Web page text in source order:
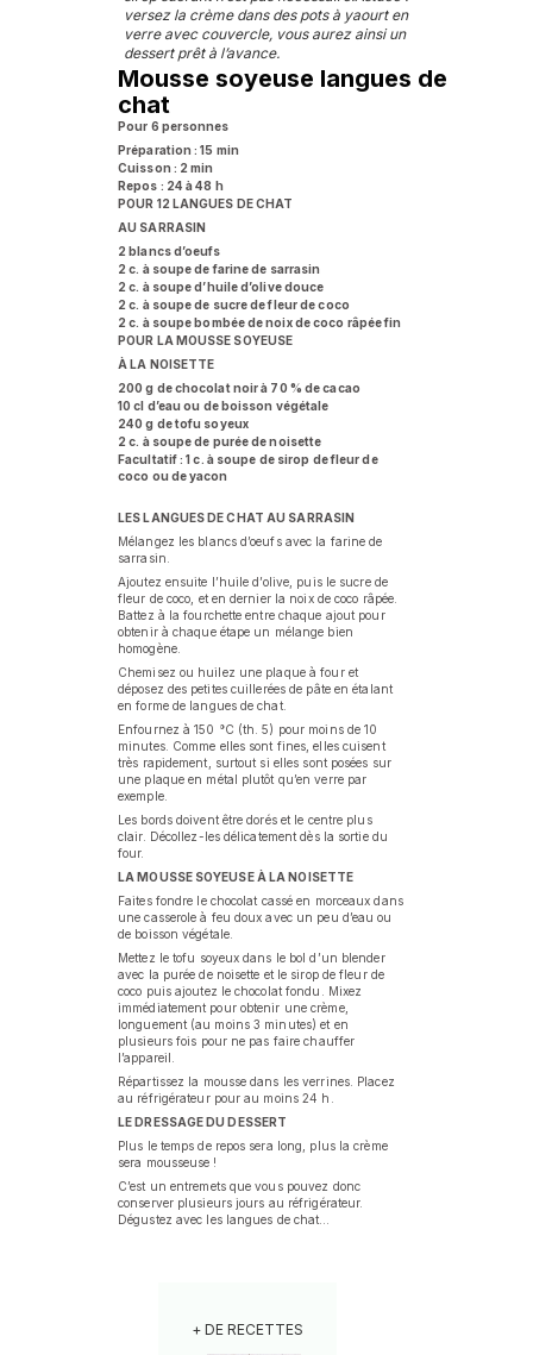
versez la crème dans des pots à yaourt en
verre avec couvercle, vous aurez ainsi un
dessert prêt à l’avance.
Mousse soyeuse langues de
chat
Pour 6 personnes
Préparation : 15 min
Cuisson : 2 min
Repos : 24 à 48 h
POUR 12 LANGUES DE CHAT
AU SARRASIN
2 blancs d’oeufs
2 c. à soupe de farine de sarrasin
2 c. à soupe d’huile d’olive douce
2 c. à soupe de sucre de fleur de coco
2 c. à soupe bombée de noix de coco râpée fin
POUR LA MOUSSE SOYEUSE
À LA NOISETTE
200 g de chocolat noir à 70 % de cacao
10 cl d’eau ou de boisson végétale
240 g de tofu soyeux
2 c. à soupe de purée de noisette
Facultatif : 1 c. à soupe de sirop de fleur de
coco ou de yacon
LES LANGUES DE CHAT AU SARRASIN
Mélangez les blancs d’oeufs avec la farine de
sarrasin.
Ajoutez ensuite l’huile d’olive, puis le sucre de
fleur de coco, et en dernier la noix de coco râpée.
Battez à la fourchette entre chaque ajout pour
obtenir à chaque étape un mélange bien
homogène.
Chemisez ou huilez une plaque à four et
déposez des petites cuillerées de pâte en étalant
en forme de langues de chat.
Enfournez à 150 °C (th. 5) pour moins de 10
minutes. Comme elles sont fines, elles cuisent
très rapidement, surtout si elles sont posées sur
une plaque en métal plutôt qu’en verre par
exemple.
Les bords doivent être dorés et le centre plus
clair. Décollez-les délicatement dès la sortie du
four.
LA MOUSSE SOYEUSE À LA NOISETTE
Faites fondre le chocolat cassé en morceaux dans
une casserole à feu doux avec un peu d’eau ou
de boisson végétale.
Mettez le tofu soyeux dans le bol d’un blender
avec la purée de noisette et le sirop de fleur de
coco puis ajoutez le chocolat fondu. Mixez
immédiatement pour obtenir une crème,
longuement (au moins 3 minutes) et en
plusieurs fois pour ne pas faire chauffer
l’appareil.
Répartissez la mousse dans les verrines. Placez
au réfrigérateur pour au moins 24 h.
LE DRESSAGE DU DESSERT
Plus le temps de repos sera long, plus la crème
sera mousseuse !
C’est un entremets que vous pouvez donc
conserver plusieurs jours au réfrigérateur.
Dégustez avec les langues de chat…
+ DE RECETTES